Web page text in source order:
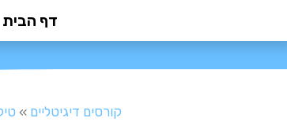
דף הבית
קורסים דיגיטליים »